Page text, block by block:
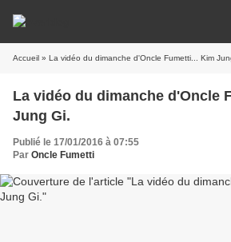
Accueil » La vidéo du dimanche d'Oncle Fumetti... Kim
La vidéo du dimanche d'Oncle
Jung Gi.
Publié le 17/01/2016 à 07:55
Par Oncle Fumetti